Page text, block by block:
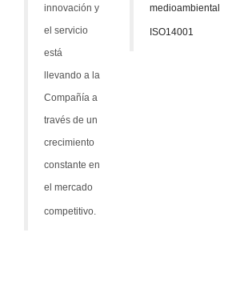
innovación y
el servicio
está
llevando a la
Compañía a
través de un
crecimiento
constante en
el mercado
competitivo.
medioambiental
ISO14001